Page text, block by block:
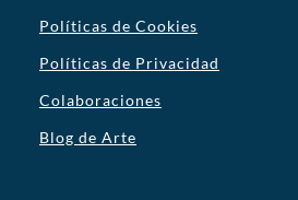
Políticas de Cookies
Políticas de Privacidad
Colaboraciones
Blog de Arte